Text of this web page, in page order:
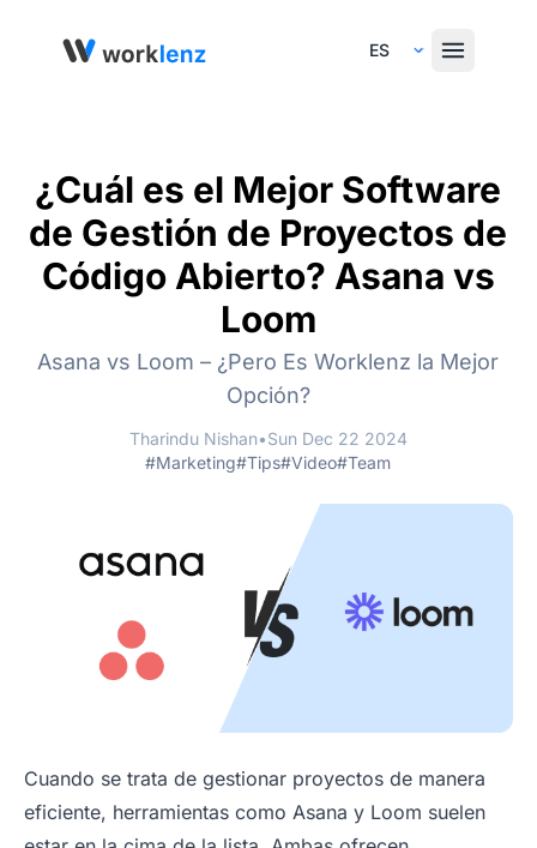
Select Language
¿Cuál es el Mejor Software
de Gestión de Proyectos de
Código Abierto? Asana vs
Loom
Asana vs Loom – ¿Pero Es Worklenz la Mejor
Opción?
Tharindu Nishan•Sun Dec 22 2024
#Marketing#Tips#Video#Team
Cuando se trata de gestionar proyectos de manera
eficiente, herramientas como Asana y Loom suelen